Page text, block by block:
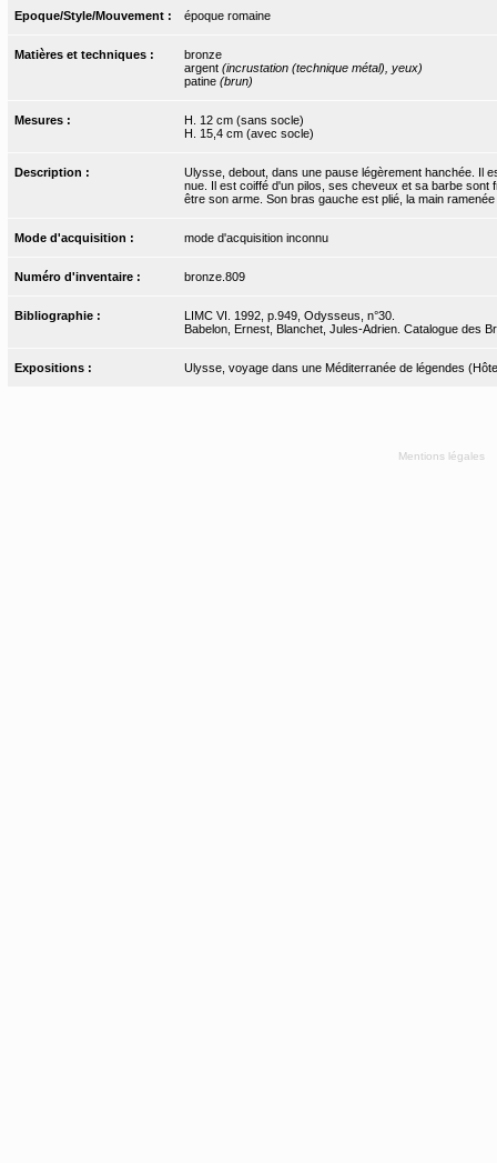
Epoque/Style/Mouvement : époque romaine
Matières et techniques :
bronze
argent (incrustation (technique métal), yeux)
patine (brun)
Mesures :
H. 12 cm (sans socle)
H. 15,4 cm (avec socle)
Description :
Ulysse, debout, dans une pause légèrement hanchée. Il
nue. Il est coiffé d'un pilos, ses cheveux et sa barbe sont
être son arme. Son bras gauche est plié, la main
Mode d'acquisition : mode d'acquisition inconnu
Numéro d'inventaire : bronze.809
Bibliographie :
LIMC VI. 1992, p.949, Odysseus, n°30.
Babelon, Ernest, Blanchet, Jules-Adrien. Catalogue des
Expositions : Ulysse, voyage dans une Méditerranée de légendes
Mentions légales